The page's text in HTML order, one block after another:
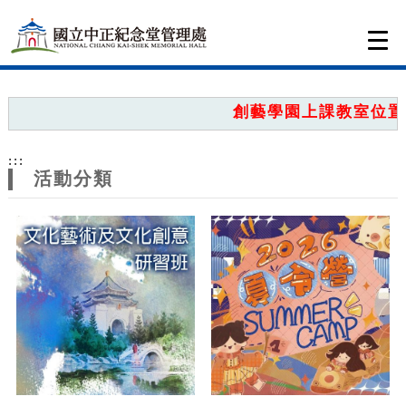
網
站
主
題
創藝學園上課教室位置
:::
活動分類